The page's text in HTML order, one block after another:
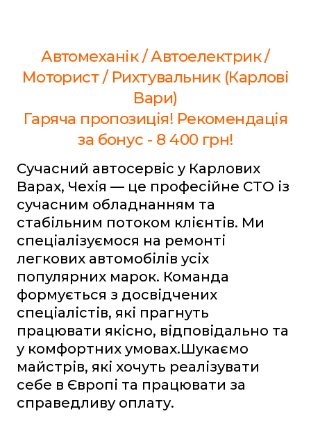
Автомеханік / Автоелектрик /
Моторист / Рихтувальник (Карлові
Вари)
Гаряча пропозиція! Рекомендація
за бонус - 8 400 грн!
Сучасний автосервіс у Карлових
Варах, Чехія — це професійне СТО із
сучасним обладнанням та
стабільним потоком клієнтів. Ми
спеціалізуємося на ремонті
легкових автомобілів усіх
популярних марок. Команда
формується з досвідчених
спеціалістів, які прагнуть
працювати якісно, відповідально та
у комфортних умовах.Шукаємо
майстрів, які хочуть реалізувати
себе в Європі та працювати за
справедливу оплату.